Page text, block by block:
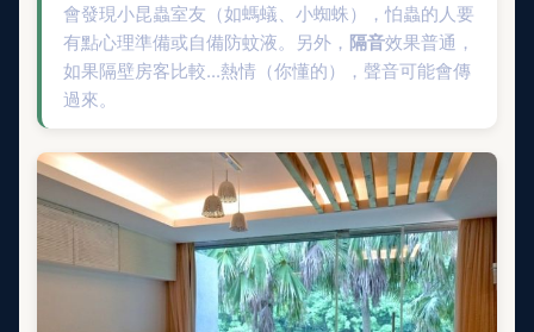
會發現小昆蟲室友（如螞蟻、小蜘蛛），怕蟲的人要
有點心理準備或自備防蚊液。另外， 隔音效果普通，
如果隔壁房客比較...熱情（你懂的），聲音可能會傳
過來。